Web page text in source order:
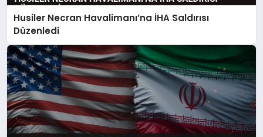
Husiler Necran Havalimanı’na İHA Saldırısı
Düzenledi